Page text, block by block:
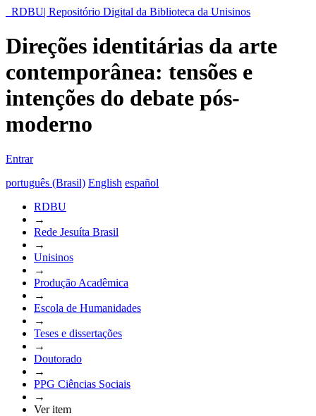
RDBU| Repositório Digital da Biblioteca da Unisinos
Direções identitárias da arte
contemporânea: tensões e
intenções do debate pós-
moderno
Entrar
português (Brasil) English español
RDBU
→
Rede Jesuíta Brasil
→
Unisinos
→
Produção Acadêmica
→
Escola de Humanidades
→
Teses e dissertações
→
Doutorado
→
PPG Ciências Sociais
→
Ver item